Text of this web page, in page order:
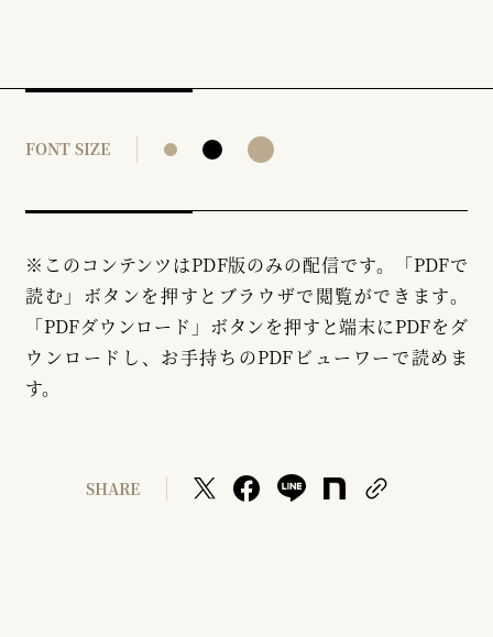
FONT SIZE
※このコンテンツはPDF版のみの配信です。「PDFで
読む」ボタンを押すとブラウザで閲覧ができます。
「PDFダウンロード」ボタンを押すと端末にPDFをダ
ウンロードし、お手持ちのPDFビューワーで読めま
す。
SHARE